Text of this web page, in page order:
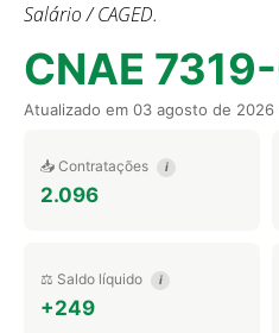
Salário / CAGED.
CNAE
Atualizado em 03 agosto de 2026
📥 Contratações i
2.096
⚖️ Saldo líquido i
+249